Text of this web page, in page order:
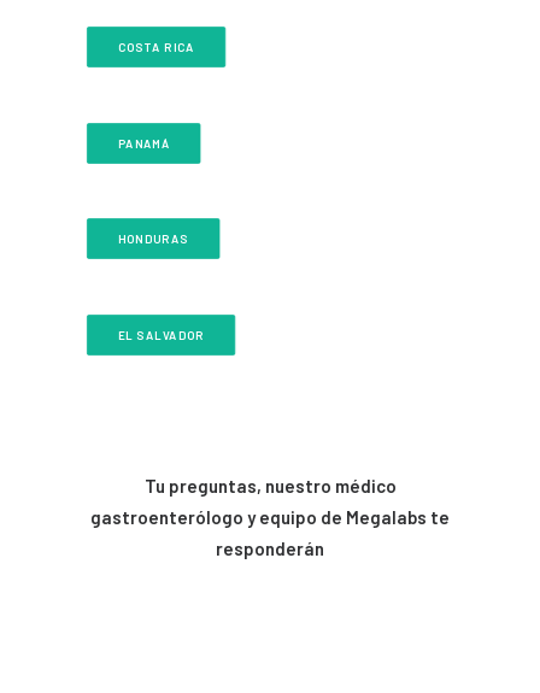
COSTA RICA
PANAMÁ
HONDURAS
EL SALVADOR
Tu preguntas, nuestro médico
gastroenterólogo y equipo de Megalabs te
responderán